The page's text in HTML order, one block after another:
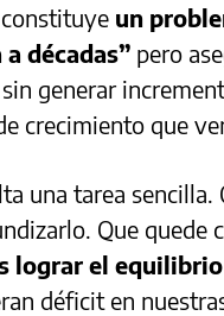
un
décadas” pero
generar
crecimiento que
una tarea
Que quede
lograr el
déficit en